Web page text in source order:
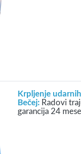
Krpljenje
Bečej: Radovi
garancija 24